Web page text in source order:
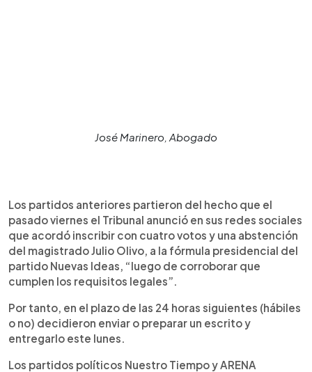
José Marinero, Abogado
Los partidos anteriores partieron del hecho que el
pasado viernes el Tribunal anunció en sus redes sociales
que acordó inscribir con cuatro votos y una abstención
del magistrado Julio Olivo, a la fórmula presidencial del
partido Nuevas Ideas, “luego de corroborar que
cumplen los requisitos legales”.
Por tanto, en el plazo de las 24 horas siguientes (hábiles
o no) decidieron enviar o preparar un escrito y
entregarlo este lunes.
Los partidos políticos Nuestro Tiempo y ARENA